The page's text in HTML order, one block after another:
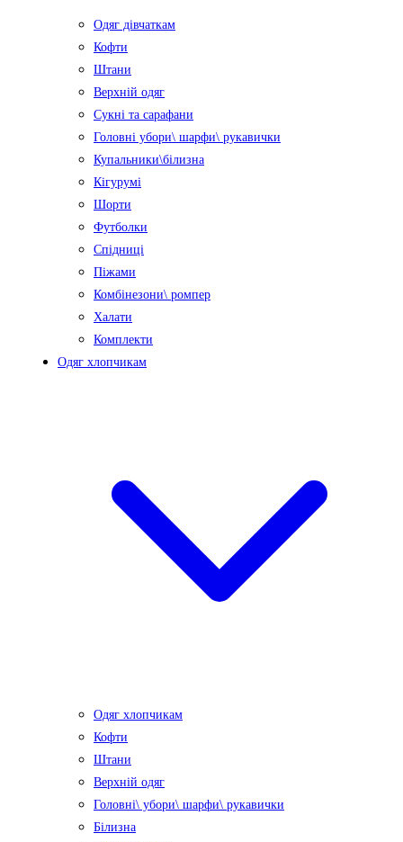
Одяг дівчаткам
Кофти
Штани
Верхній одяг
Сукні та сарафани
Головні убори\ шарфи\ рукавички
Купальники\білизна
Кігурумі
Шорти
Футболки
Спідниці
Піжами
Комбінезони\ ромпер
Халати
Комплекти
Одяг хлопчикам
Одяг хлопчикам
Кофти
Штани
Верхній одяг
Головні\ убори\ шарфи\ рукавички
Білизна